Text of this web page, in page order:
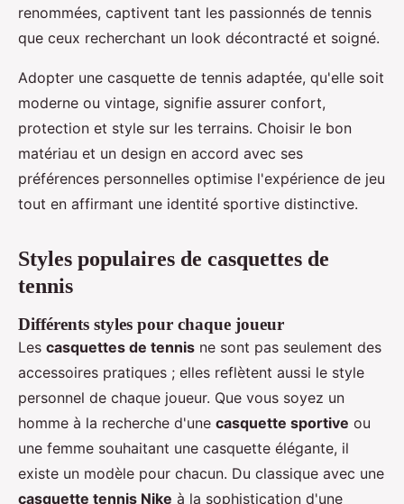
renommées, captivent tant les passionnés de tennis
que ceux recherchant un look décontracté et soigné.
Adopter une casquette de tennis adaptée, qu'elle soit
moderne ou vintage, signifie assurer confort,
protection et style sur les terrains. Choisir le bon
matériau et un design en accord avec ses
préférences personnelles optimise l'expérience de jeu
tout en affirmant une identité sportive distinctive.
Styles populaires de casquettes de
tennis
Différents styles pour chaque joueur
Les casquettes de tennis ne sont pas seulement des
accessoires pratiques ; elles reflètent aussi le style
personnel de chaque joueur. Que vous soyez un
homme à la recherche d'une casquette sportive ou
une femme souhaitant une casquette élégante, il
existe un modèle pour chacun. Du classique avec une
casquette tennis Nike à la sophistication d'une